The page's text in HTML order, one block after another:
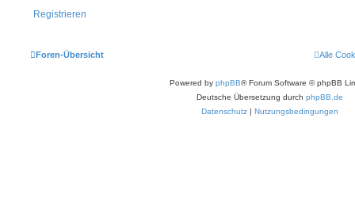
Registrieren
Foren-Übersicht Alle
Powered by phpBB® Forum Software © phpBB
Deutsche Übersetzung durch phpBB.de
Datenschutz | Nutzungsbedingungen